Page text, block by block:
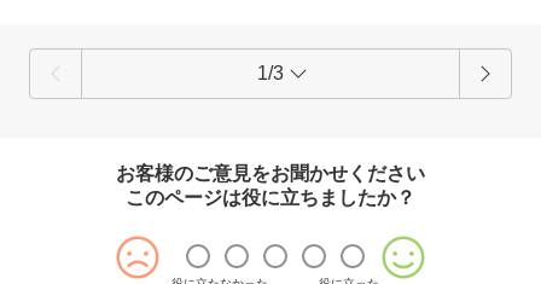
1/3
お客様のご意見をお聞かせください
このページは役に立ちましたか？